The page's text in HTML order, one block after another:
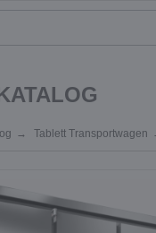
Tablett Transportwagen